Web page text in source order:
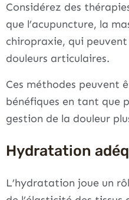
Considérez des
que l’acupuncture, la
chiropraxie, qui
douleurs articulaires.
Ces méthodes peuvent
bénéfiques en tant que
gestion de la douleur
Hydratation
L’hydratation joue un